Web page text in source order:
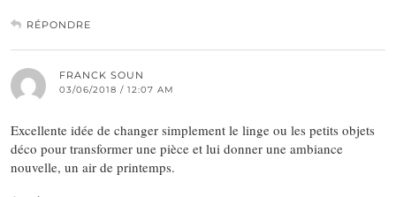
RÉPONDRE
FRANCK SOUN
03/06/2018 / 12:07 AM
Excellente idée de changer simplement le linge ou les petits objets
déco pour transformer une pièce et lui donner une ambiance
nouvelle, un air de printemps.